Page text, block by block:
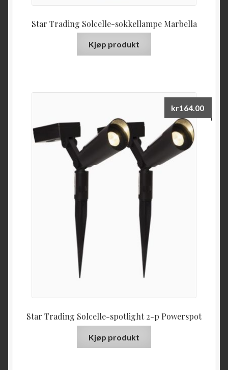
Star Trading Solcelle-sokkellampe Marbella
Kjøp produkt
Star Trading Solcelle-spotlight 2-p Powerspot
kr164.00
Kjøp produkt